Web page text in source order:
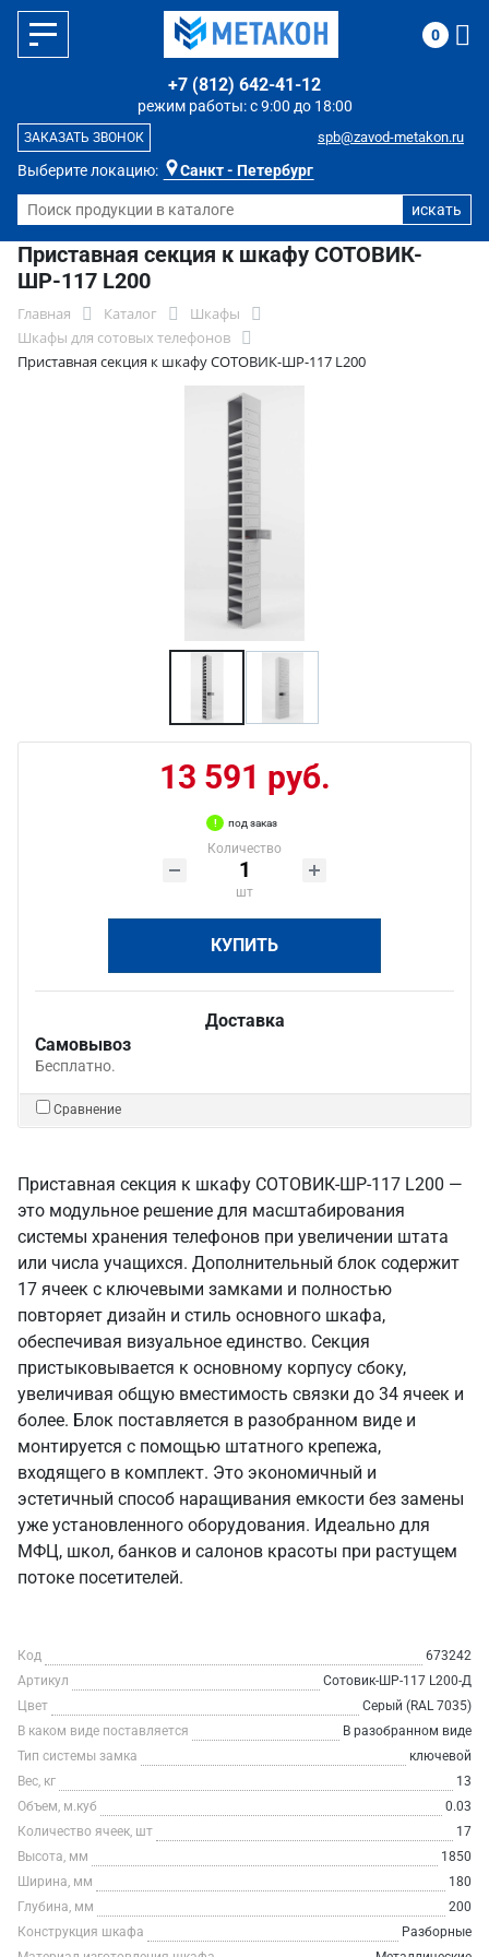
Выберите локацию: Санкт - Петербург
режим работы: с 9:00 до 18:00
+7 (812) 642-41-12
spb@zavod-metakon.ru
ЗАКАЗАТЬ ЗВОНОК
0
Приставная секция к шкафу СОТОВИК-
ШР-117 L200
Главная Каталог
Шкафы
Шкафы для сотовых телефонов
Приставная секция к шкафу СОТОВИК-ШР-117 L200
13 591 руб.
под заказ
Количество
шт
КУПИТЬ
Доставка
Самовывоз
Бесплатно.
Сравнение
Приставная секция к шкафу СОТОВИК-ШР-117 L200 —
это модульное решение для масштабирования
системы хранения телефонов при увеличении штата
или числа учащихся. Дополнительный блок содержит
17 ячеек с ключевыми замками и полностью
повторяет дизайн и стиль основного шкафа,
обеспечивая визуальное единство. Секция
пристыковывается к основному корпусу сбоку,
увеличивая общую вместимость связки до 34 ячеек и
более. Блок поставляется в разобранном виде и
монтируется с помощью штатного крепежа,
входящего в комплект. Это экономичный и
эстетичный способ наращивания емкости без замены
уже установленного оборудования. Идеально для
МФЦ, школ, банков и салонов красоты при растущем
потоке посетителей.
Код
673242
Артикул
Сотовик-ШР-117 L200-Д
Цвет
Серый (RAL 7035)
В каком виде поставляется
В разобранном виде
Тип системы замка
ключевой
Вес, кг
13
Объем, м.куб
0.03
Количество ячеек, шт
17
Высота, мм
1850
Ширина, мм
180
Глубина, мм
200
Конструкция шкафа
Разборные